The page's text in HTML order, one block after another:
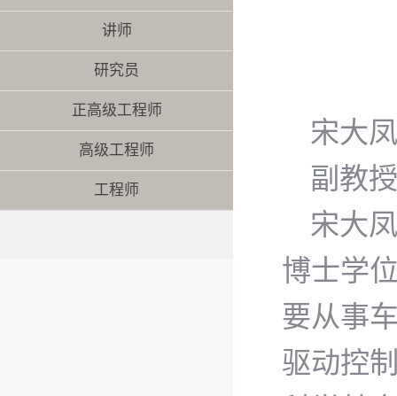
讲师
研究员
正高级工程师
高级工程师
工程师
宋大凤
副教授
宋大
博士学
要从事
驱动控